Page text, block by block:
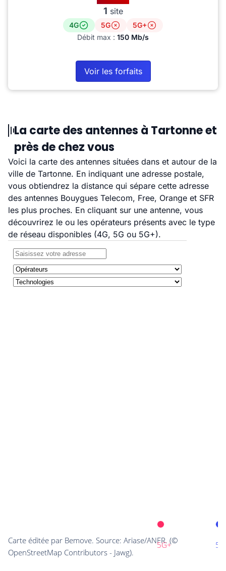
1 site
4G 5G
5G+
Débit max : 150 Mb/s
Voir les forfaits
La carte des antennes à Tartonne et
près de chez vous
Voici la carte des antennes situées dans et autour de la
ville de Tartonne. En indiquant une adresse postale,
vous obtiendrez la distance qui sépare cette adresse
des antennes Bouygues Telecom, Free, Orange et SFR
les plus proches. En cliquant sur une antenne, vous
découvrirez le ou les opérateurs présents avec le type
de réseau disponibles (4G, 5G ou 5G+).